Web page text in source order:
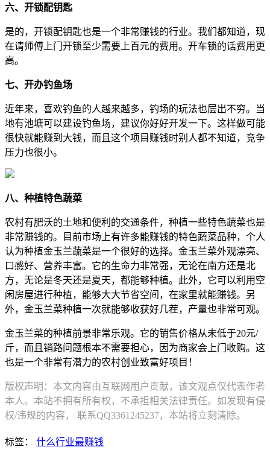
六、开锁配钥匙
是的，开锁配钥匙也是一个非常赚钱的行业。我们都知道，现
在请师傅上门开锁至少需要上百元的费用。开车锁的话费用更
高。
七、开办钓鱼场
近年来，喜欢钓鱼的人越来越多，钓场的玩法也层出不穷。当
地有池塘可以建设钓鱼场，建议你好好开发一下。这样做可能
很快就能赚到大钱，而且这个项目赚钱时别人都不知道，竞争
压力也很小。
八、种植特色蔬菜
农村有肥沃的土地和便利的交通条件，种植一些特色蔬菜也是
非常赚钱的。目前市场上有许多能赚钱的特色蔬菜品种，个人
认为种植金玉兰蔬菜是一个很好的选择。金玉兰菜外观漂亮、
口感好、营养丰富。它的生命力非常强，无论在南方还是北
方，无论是冬天还是夏天，都能够种植。此外，它可以利用空
闲房屋进行种植，能够大大节省空间，在家里就能赚钱。另
外，金玉兰菜种植一次就能够收获好几茬，产量也非常可观。
金玉兰菜的种植前景非常乐观。它的销售价格从未低于20元/
斤，而且销路问题根本不需要担心，因为商家会上门收购。这
也是一个非常有潜力的农村创业致富好项目！
版权声明：本文内容由互联网用户贡献，该文观点仅代表作者
本人。本站不拥有所有权，不承担相关法律责任。如发现有侵
权/违规的内容， 联系QQ3361245237，本站将立刻清除。
标签： 什么行业最赚钱